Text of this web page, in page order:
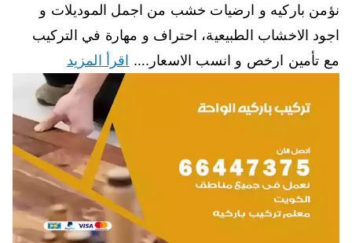
نؤمن باركيه و ارضيات خشب من اجمل الموديلات و
اجود الاخشاب الطبيعية، احتراف و مهارة في التركيب
مع تأمين ارخص و انسب الاسعار.… اقرأ المزيد